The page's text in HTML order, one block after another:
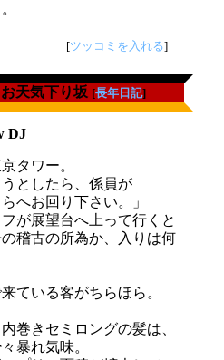
[ツッコミを入れる]
お天気下り坂 [長年日記]
DJ
タワー。
としたら、係員が
へお回り下さい。」
が展望台へ上って行くと
稽古の所為か、入りは何
ている客がちらほら。
巻きセミロングの髪は、
暴れ気味。